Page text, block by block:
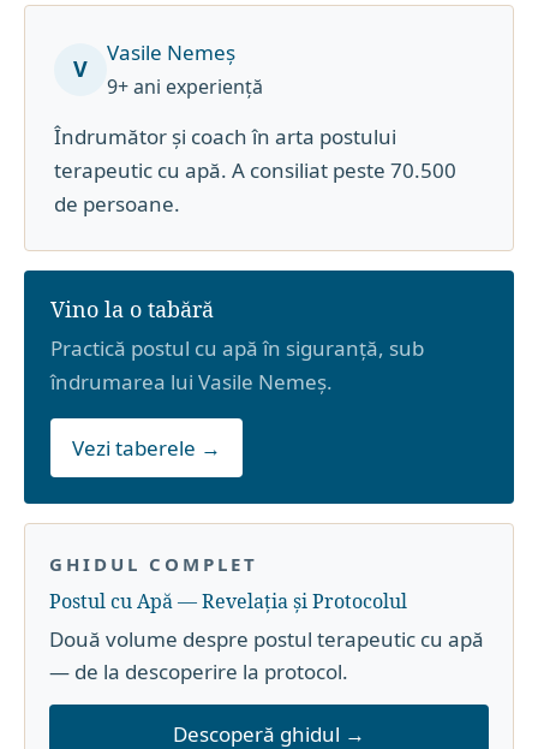
V
Vasile Nemeș
9+ ani experiență
Îndrumător și coach în arta postului
terapeutic cu apă. A consiliat peste 70.500
de persoane.
Vino la o tabără
Practică postul cu apă în siguranță, sub
îndrumarea lui Vasile Nemeș.
Vezi taberele →
GHIDUL COMPLET
Postul cu Apă — Revelația și Protocolul
Două volume despre postul terapeutic cu apă
— de la descoperire la protocol.
Descoperă ghidul →